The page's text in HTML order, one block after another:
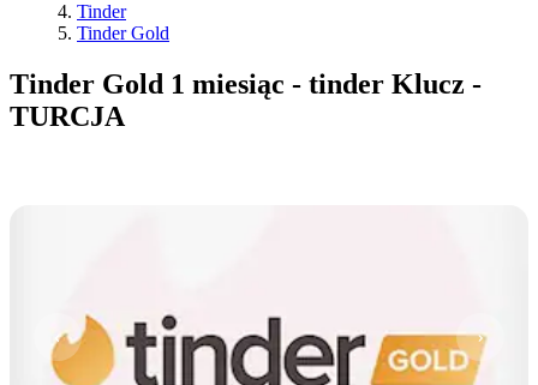
Tinder
Tinder Gold
Tinder Gold 1 miesiąc - tinder Klucz -
TURCJA